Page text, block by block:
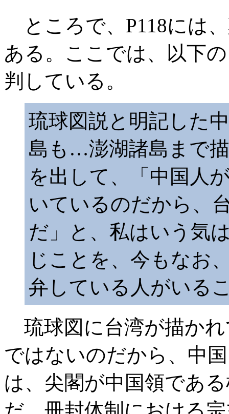
ところで、P118には
ある。ここでは、以下
判している。
琉球図説と明記した
島も…澎湖諸島まで
を出して、「中国人
いているのだから、
だ」と、私はいう気
じことを、今もなお
弁している人がいる
琉球図に台湾が描か
ではないのだから、中
は、尖閣が中国領であ